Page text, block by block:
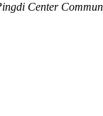
Center